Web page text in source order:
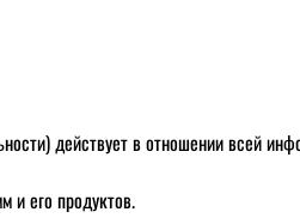
действует в отношении всей
и его продуктов.